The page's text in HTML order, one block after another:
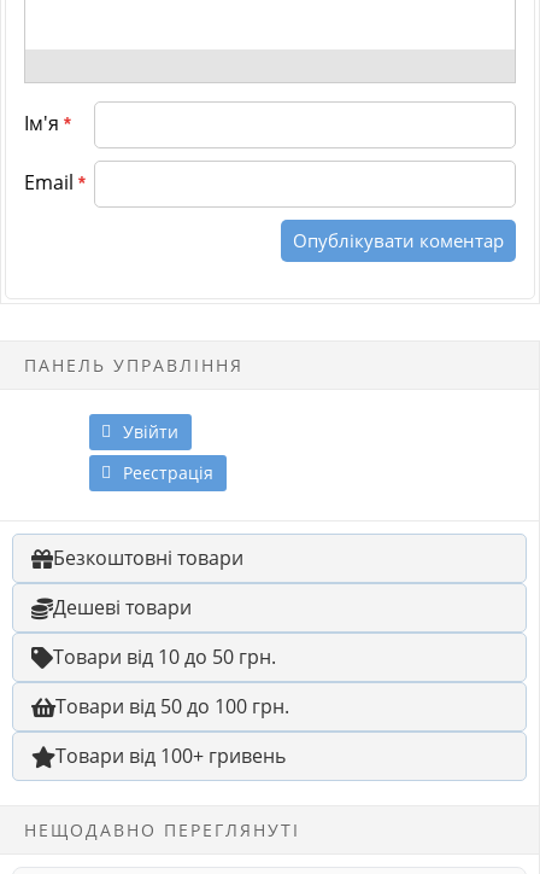
Ім'я *
Email *
ПАНЕЛЬ УПРАВЛІННЯ
Увійти
Реєстрація
Безкоштовні товари
Дешеві товари
Товари від 10 до 50 грн.
Товари від 50 до 100 грн.
Товари від 100+ гривень
НЕЩОДАВНО ПЕРЕГЛЯНУТІ